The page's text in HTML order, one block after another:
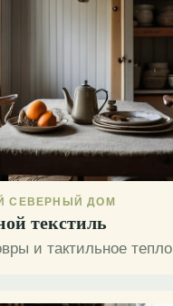
СЕВЕРНЫЙ ДОМ
текстиль
и тактильное тепло